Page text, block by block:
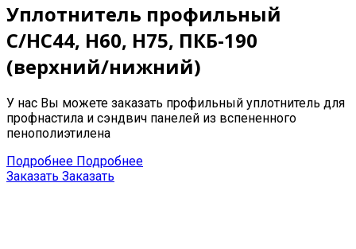
Уплотнитель профильный
C/HC44, H60, H75, ПКБ-190
(верхний/нижний)
У нас Вы можете заказать профильный уплотнитель для
профнастила и сэндвич панелей из вспененного
пенополиэтилена
Подробнее Подробнее
Заказать Заказать